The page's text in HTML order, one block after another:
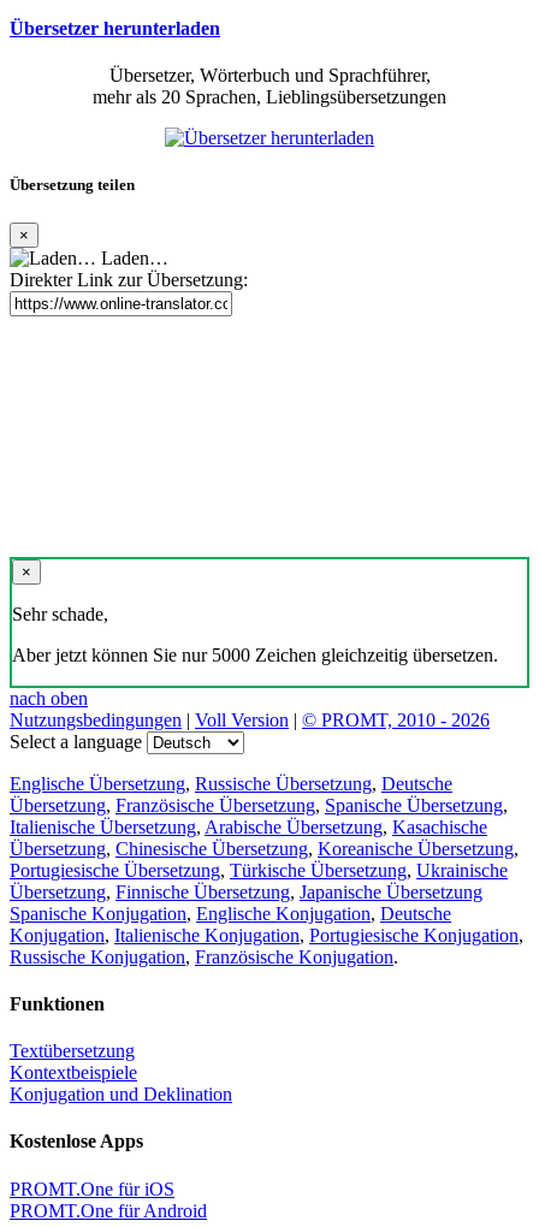
Übersetzer herunterladen
Übersetzer, Wörterbuch und Sprachführer,
mehr als 20 Sprachen, Lieblingsübersetzungen
Übersetzung teilen
×
Laden…
Direkter Link zur Übersetzung:
×
Sehr schade,
Aber jetzt können Sie nur 5000 Zeichen gleichzeitig übersetzen.
nach oben
Nutzungsbedingungen | Voll Version | © PROMT, 2010 - 2026
Select a language
Englische Übersetzung, Russische Übersetzung, Deutsche
Übersetzung, Französische Übersetzung, Spanische Übersetzung,
Italienische Übersetzung, Arabische Übersetzung, Kasachische
Übersetzung, Chinesische Übersetzung, Koreanische Übersetzung,
Portugiesische Übersetzung, Türkische Übersetzung, Ukrainische
Übersetzung, Finnische Übersetzung, Japanische Übersetzung
Spanische Konjugation, Englische Konjugation, Deutsche
Konjugation, Italienische Konjugation, Portugiesische Konjugation,
Russische Konjugation, Französische Konjugation.
Funktionen
Textübersetzung
Kontextbeispiele
Konjugation und Deklination
Kostenlose Apps
PROMT.One für iOS
PROMT.One für Android